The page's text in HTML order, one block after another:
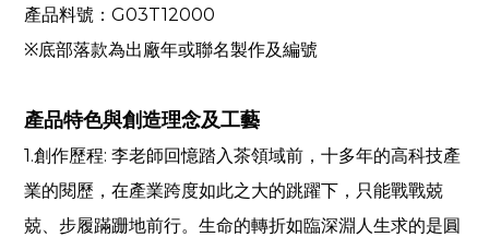
產品料號： G03T12000
※底部落款為出廠年或聯名製作及編號
產品特色與創造理念及工藝
1.創作歷程: 李老師回憶踏入茶領域前，十多年的高科技產
業的閱歷，在產業跨度如此之大的跳躍下，只能戰戰兢
兢、步履蹣跚地前行。生命的轉折如臨深淵人生求的是圓